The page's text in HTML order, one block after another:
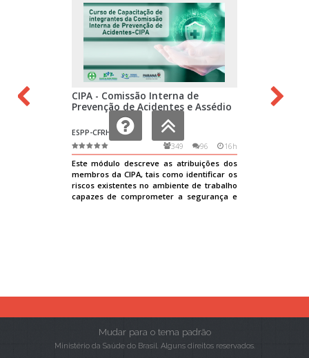
Mudar para o tema padrão
Ministério da Saúde do Brasil. Alguns direitos reservados.